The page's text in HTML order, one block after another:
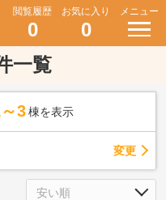
閲覧履歴
0
お気に入り
0
メニュー
一覧
3 棟を表示
変更